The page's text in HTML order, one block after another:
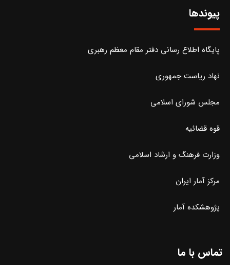
پیوندها
پایگاه اطلاع رسانی دفتر مقام معظم رهبری
نهاد ریاست جمهوری
مجلس شورای اسلامی
قوه قضائیه
وزارت فرهنگ و ارشاد اسلامی
مرکز آمار ایران
پژوهشکده آمار
تماس با ما